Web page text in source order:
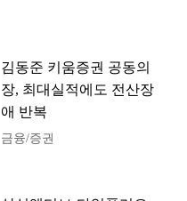
김동준 키움증권 공동의
장, 최대실적에도 전산장
애 반복
금융/증권